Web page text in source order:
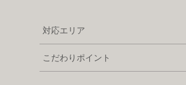
対応エリア
こだわりポイント